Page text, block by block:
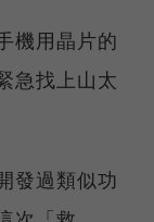
機用晶片的
急找上山太
發過類似功